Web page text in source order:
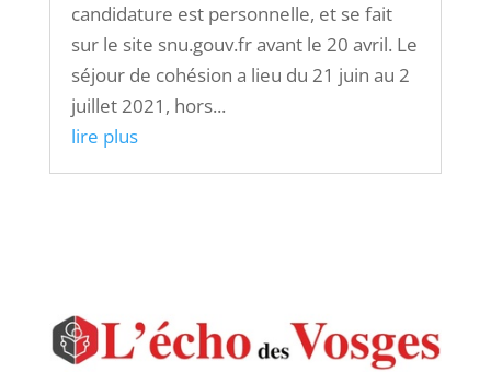
candidature est personnelle, et se fait
sur le site snu.gouv.fr avant le 20 avril. Le
séjour de cohésion a lieu du 21 juin au 2
juillet 2021, hors...
lire plus